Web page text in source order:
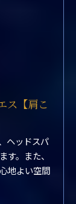
ス【肩こ
ヘッドスパ
。また、
地よい空間